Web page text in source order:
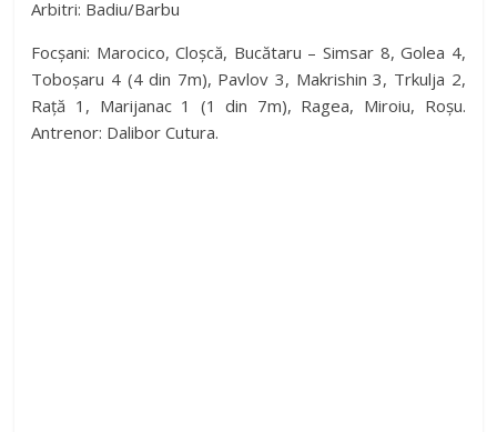
Arbitri: Badiu/Barbu
Focșani: Marocico, Cloșcă, Bucătaru – Simsar 8, Golea 4,
Toboșaru 4 (4 din 7m), Pavlov 3, Makrishin 3, Trkulja 2,
Rață 1, Marijanac 1 (1 din 7m), Ragea, Miroiu, Roșu.
Antrenor: Dalibor Cutura.